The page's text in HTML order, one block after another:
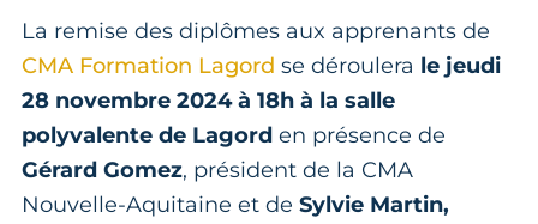
La remise des diplômes aux apprenants de
CMA Formation Lagord se déroulera le jeudi
28 novembre 2024 à 18h à la salle
polyvalente de Lagord en présence de
Gérard Gomez, président de la CMA
Nouvelle-Aquitaine et de Sylvie Martin,